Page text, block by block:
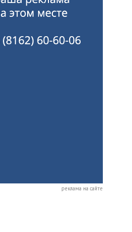
реклама на сайте